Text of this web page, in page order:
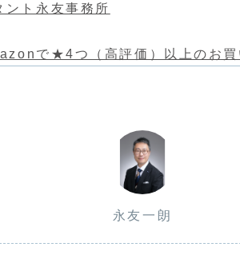
ント永友事務所
で★4つ（高評価）以上のお買
永友一朗